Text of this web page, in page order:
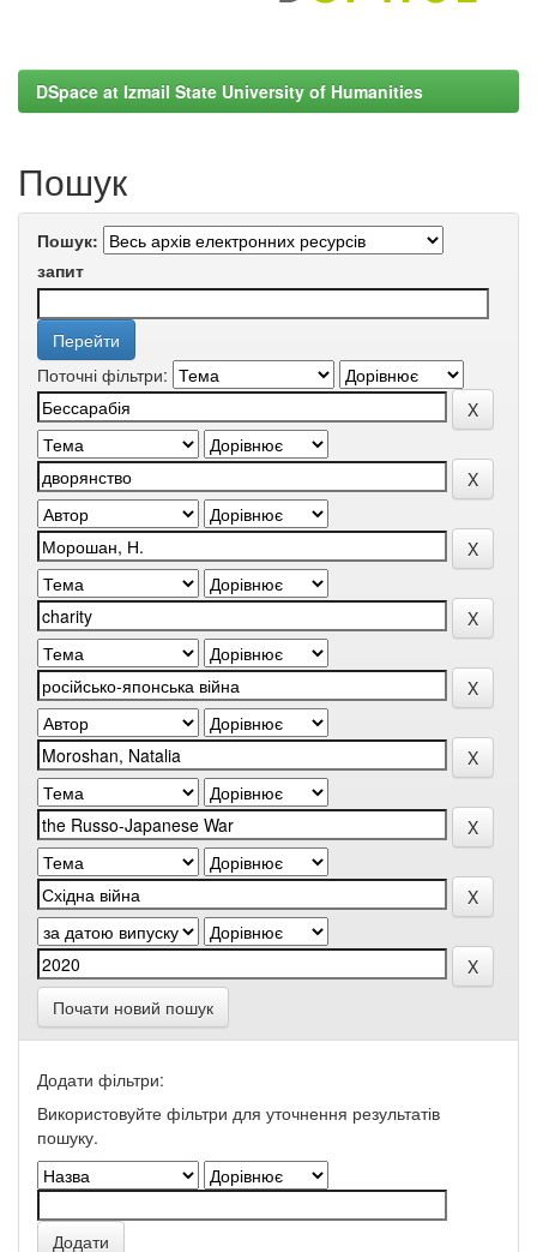
DSpace at Izmail State University of Humanities
Пошук
Пошук:
запит
Поточні фільтри:
Почати новий пошук
Додати фільтри:
Використовуйте фільтри для уточнення результатів
пошуку.